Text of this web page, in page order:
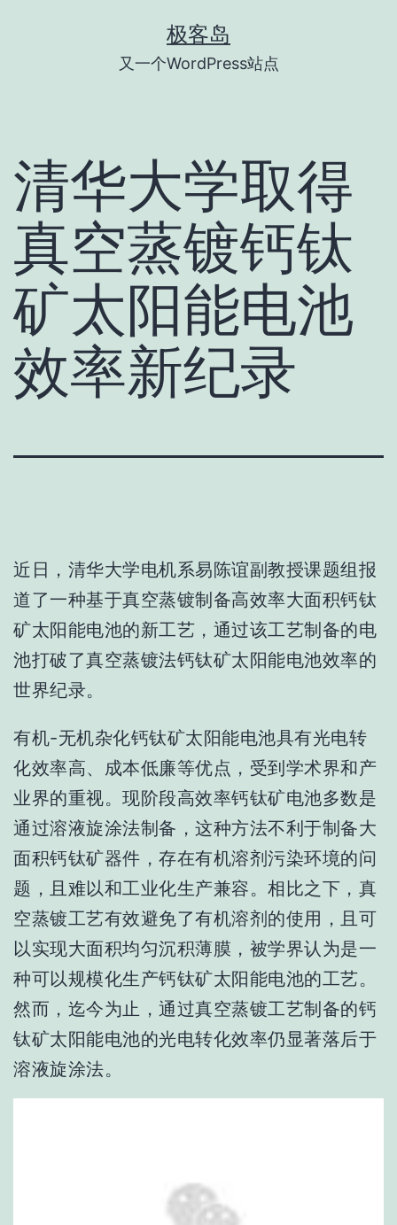
极客岛
又一个WordPress站点
清华大学取得
真空蒸镀钙钛
矿太阳能电池
效率新纪录
近日，清华大学电机系易陈谊副教授课题组报
道了一种基于真空蒸镀制备高效率大面积钙钛
矿太阳能电池的新工艺，通过该工艺制备的电
池打破了真空蒸镀法钙钛矿太阳能电池效率的
世界纪录。
有机-无机杂化钙钛矿太阳能电池具有光电转
化效率高、成本低廉等优点，受到学术界和产
业界的重视。 现阶段高效率钙钛矿电池多数是
通过溶液旋涂法制备，这种方法不利于制备大
面积钙钛矿器件，存在有机溶剂污染环境的问
题，且难以和工业化生产兼容。 相比之下，真
空蒸镀工艺有效避免了有机溶剂的使用，且可
以实现大面积均匀沉积薄膜，被学界认为是一
种可以规模化生产钙钛矿太阳能电池的工艺。
然而，迄今为止，通过真空蒸镀工艺制备的钙
钛矿太阳能电池的光电转化效率仍显著落后于
溶液旋涂法。